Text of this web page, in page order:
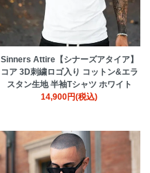
Sinners Attire【シナーズアタイア】
コア 3D刺繍ロゴ入り コットン&エラ
スタン生地 半袖Tシャツ ホワイト
14,900円(税込)